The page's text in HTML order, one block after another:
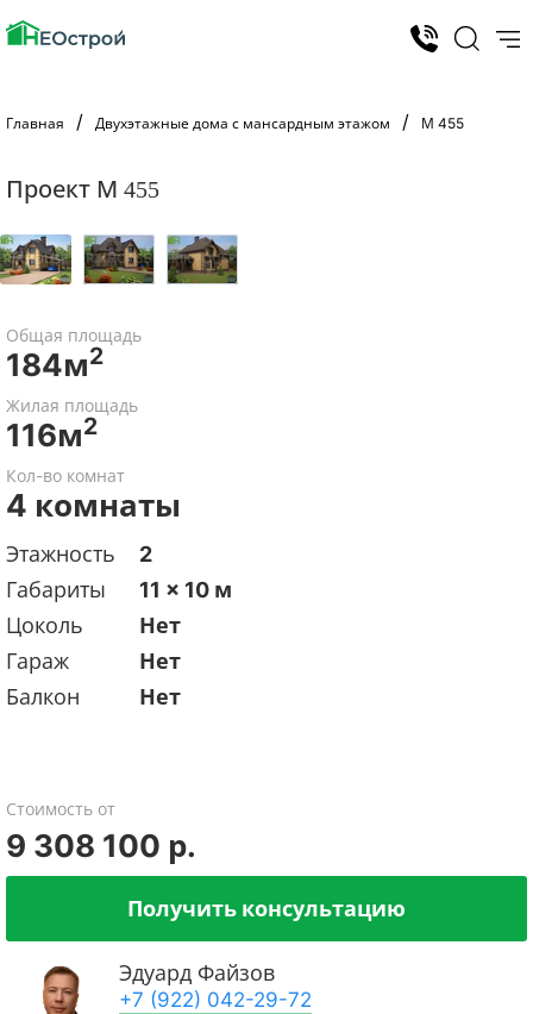
Главная Двухэтажные дома с мансардным этажом М 455
Проект М 455
Общая площадь
184м2
Жилая площадь
116м2
Кол-во комнат
4 комнаты
Этажность
2
Габариты
11 x 10 м
Цоколь
Нет
Гараж
Нет
Балкон
Нет
Стоимость от
9 308 100 р.
Получить консультацию
Эдуард Файзов
+7 (922) 042-29-72